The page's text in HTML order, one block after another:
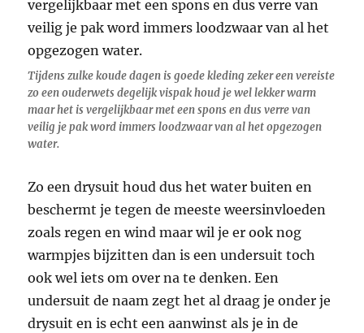
Tijdens zulke koude dagen is goede kleding zeker een vereiste
zo een ouderwets degelijk vispak houd je wel lekker warm
maar het is vergelijkbaar met een spons en dus verre van
veilig je pak word immers loodzwaar van al het opgezogen
water.
Zo een drysuit houd dus het water buiten en
beschermt je tegen de meeste weersinvloeden
zoals regen en wind maar wil je er ook nog
warmpjes bijzitten dan is een undersuit toch
ook wel iets om over na te denken. Een
undersuit de naam zegt het al draag je onder je
drysuit en is echt een aanwinst als je in de